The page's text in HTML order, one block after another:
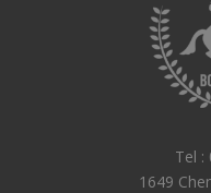
Tel :
1649